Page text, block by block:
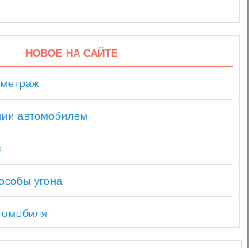
НОВОЕ НА САЙТЕ
автомобилем
угона